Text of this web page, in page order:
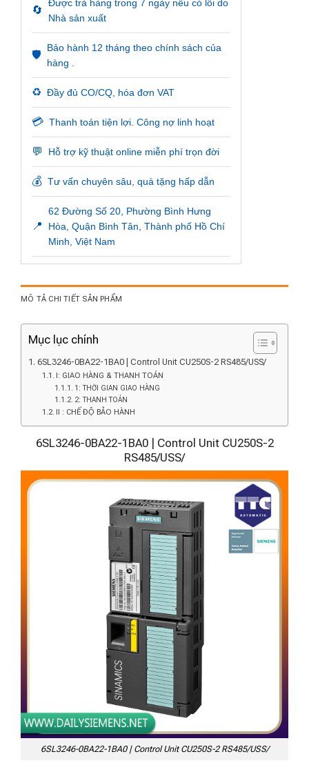
🔄
Được trả hàng trong 7 ngày nếu có lỗi do
Nhà sản xuất
🛡️
Bảo hành 12 tháng theo chính sách của
hàng .
♻️ Đầy đủ CO/CQ, hóa đơn VAT
💳 Thanh toán tiện lợi. Công nợ linh hoạt
💬 Hỗ trợ kỹ thuật online miễn phí trọn đời
💰 Tư vấn chuyên sâu, quà tặng hấp dẫn
📍
62 Đường Số 20, Phường Bình Hưng
Hòa, Quận Bình Tân, Thành phố Hồ Chí
Minh, Việt Nam
MÔ TẢ CHI TIẾT SẢN PHẨM
Mục lục chính
6SL3246-0BA22-1BA0 | Control Unit CU250S-2 RS485/USS/
I: GIAO HÀNG & THANH TOÁN
1: THỜI GIAN GIAO HÀNG
2: THANH TOÁN
II : CHẾ ĐỘ BẢO HÀNH
6SL3246-0BA22-1BA0 | Control Unit CU250S-2
RS485/USS/
6SL3246-0BA22-1BA0 | Control Unit CU250S-2 RS485/USS/